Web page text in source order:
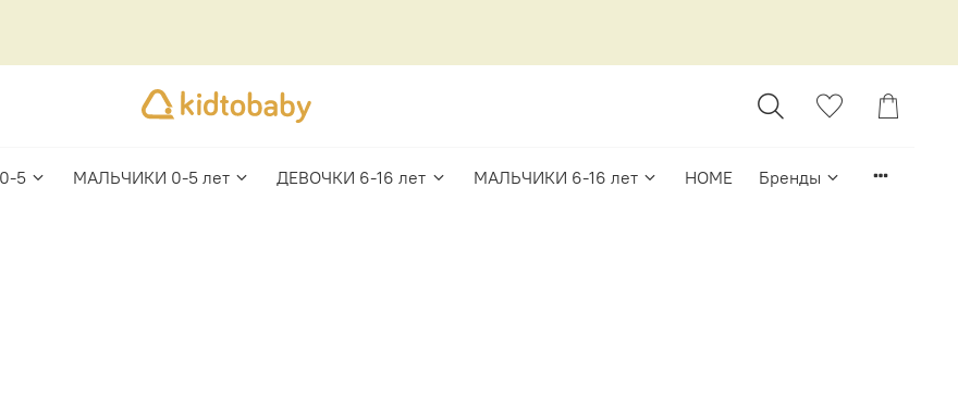
5 МАЛЬЧИКИ 0-5 лет ДЕВОЧКИ 6-16 лет МАЛЬЧИКИ 6-16 лет HOME Бренды